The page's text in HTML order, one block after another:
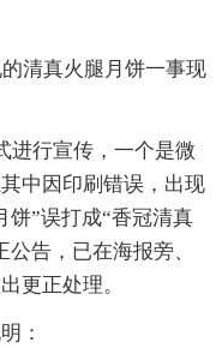
清真火腿月饼一事现
进行宣传，一个是微
中因印刷错误，出现
饼”误打成“香冠清真
告，已在海报旁、
更正处理。
：